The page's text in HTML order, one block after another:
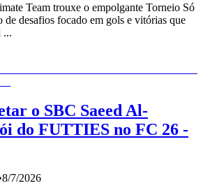
Team trouxe o empolgante Torneio Só
desafios focado em gols e vitórias que
...
o SBC Saeed Al-
do FUTTIES no FC 26 -
8/7/2026